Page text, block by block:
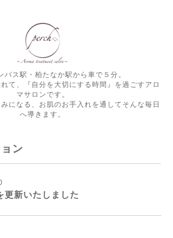
パス駅・柏たなか駅から車で５分。
て、『自分を大切にする時間』を過ごすアロ
マサロンです。
になる、お肌のお手入れを通してそんな毎日
へ導きます。
ン
更新いたしました